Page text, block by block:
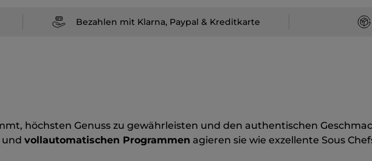
Bezahlen mit Klarna, Paypal & Kreditkarte
höchsten Genuss zu gewährleisten und den authentischen
und vollautomatischen Programmen agieren sie wie exzellente Sous